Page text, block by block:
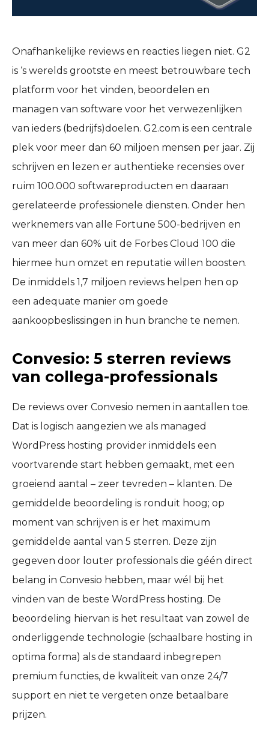
Onafhankelijke reviews en reacties liegen niet. G2
is ‘s werelds grootste en meest betrouwbare tech
platform voor het vinden, beoordelen en
managen van software voor het verwezenlijken
van ieders (bedrijfs)doelen. G2.com is een centrale
plek voor meer dan 60 miljoen mensen per jaar. Zij
schrijven en lezen er authentieke recensies over
ruim 100.000 softwareproducten en daaraan
gerelateerde professionele diensten. Onder hen
werknemers van alle Fortune 500-bedrijven en
van meer dan 60% uit de Forbes Cloud 100 die
hiermee hun omzet en reputatie willen boosten.
De inmiddels 1,7 miljoen reviews helpen hen op
een adequate manier om goede
aankoopbeslissingen in hun branche te nemen.
Convesio: 5 sterren reviews
van collega-professionals
De reviews over Convesio nemen in aantallen toe.
Dat is logisch aangezien we als managed
WordPress hosting provider inmiddels een
voortvarende start hebben gemaakt, met een
groeiend aantal – zeer tevreden – klanten. De
gemiddelde beoordeling is ronduit hoog; op
moment van schrijven is er het maximum
gemiddelde aantal van 5 sterren. Deze zijn
gegeven door louter professionals die géén direct
belang in Convesio hebben, maar wél bij het
vinden van de beste WordPress hosting. De
beoordeling hiervan is het resultaat van zowel de
onderliggende technologie (schaalbare hosting in
optima forma) als de standaard inbegrepen
premium functies, de kwaliteit van onze 24/7
support en niet te vergeten onze betaalbare
prijzen.